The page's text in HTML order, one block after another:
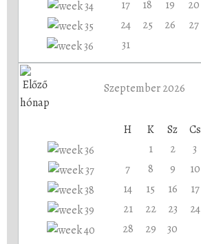
17
18 19 20
24
25 26 27
31
Szeptember 2026
H K Sz Cs
1
2 3
7
8 9 10
14
15 16 17
21
22 23 24
28
29 30